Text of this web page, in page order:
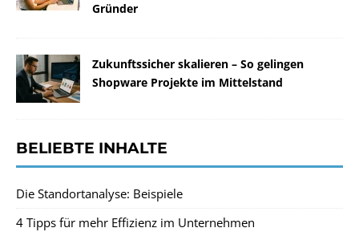
Gründer
Zukunftssicher skalieren – So gelingen
Shopware Projekte im Mittelstand
BELIEBTE INHALTE
Die Standortanalyse: Beispiele
4 Tipps für mehr Effizienz im Unternehmen